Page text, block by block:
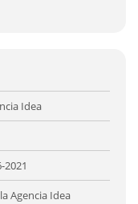
Idea
Agencia Idea